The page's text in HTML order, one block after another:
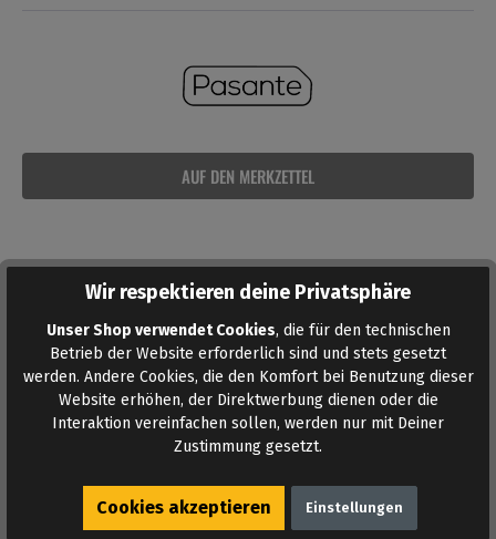
AUF DEN MERKZETTEL
Ähnliche Produkte
Wir respektieren deine Privatsphäre
Unser Shop verwendet Cookies, die für den technischen
Betrieb der Website erforderlich sind und stets gesetzt
werden. Andere Cookies, die den Komfort bei Benutzung dieser
Website erhöhen, der Direktwerbung dienen oder die
Interaktion vereinfachen sollen, werden nur mit Deiner
Zustimmung gesetzt.
Cookies akzeptieren Einstellungen